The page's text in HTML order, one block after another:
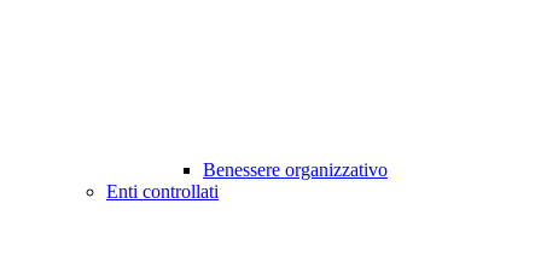
Benessere organizzativo
Enti controllati